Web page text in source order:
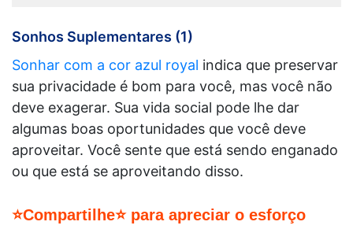
Sonhos Suplementares (1)
Sonhar com a cor azul royal indica que preservar
sua privacidade é bom para você, mas você não
deve exagerar. Sua vida social pode lhe dar
algumas boas oportunidades que você deve
aproveitar. Você sente que está sendo enganado
ou que está se aproveitando disso.
⭐Compartilhe⭐ para apreciar o esforço